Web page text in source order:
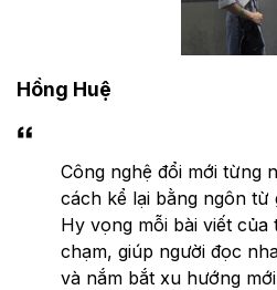
Hồng Huệ
Công nghệ đổi mới từng
cách kể lại bằng ngôn từ
Hy vọng mỗi bài viết của
chạm, giúp người đọc
và nắm bắt xu hướng